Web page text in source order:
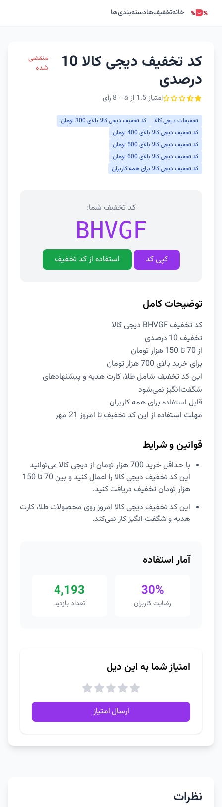
خانهتخفیف‌هادسته‌بندی‌ها
کد تخفیف دیجی کالا 10
درصدی
امتیاز 1.5 از ۵ - 8 رأی
منقضی
شده
تخفیفات دیجی کالا
کد تخفیف دیجی کالا بالای 300 تومان
کد تخفیف دیجی کالا بالای 400 تومان
کد تخفیف دیجی کالا بالای 500 تومان
کد تخفیف دیجی کالا بالای 600 تومان
کد تخفیف دیجی کالا برای همه کاربران
کد تخفیف شما:
BHVGF
کپی کد استفاده از کد تخفیف
توضیحات کامل
کد تخفیف BHVGF دیجی کالا
تخفیف 10 درصدی
از 70 تا 150 هزار تومان
برای خرید بالای 700 هزار تومان
این کد تخفیف شامل طلا، کارت هدیه و پیشنهادهای
شگفت‌انگیز نمی‌شود
قابل استفاده برای همه کاربران
مهلت استفاده از این کد تخفیف تا امروز 21 مهر
قوانین و شرایط
با حداقل خرید 700 هزار تومان از دیجی کالا می‌توانید
این کد تخفیف دیجی کالا را اعمال کنید و بین 70 تا 150
هزار تومان تخفیف دریافت کنید.
این کد تخفیف دیجی کالا امروز روی محصولات طلا، کارت
هدیه و شگفت انگیز کار نمی‌کند.
آمار استفاده
30%
رضایت کاربران
4,193
تعداد بازدید
امتیاز شما به این دیل
ارسال امتیاز
نظرات